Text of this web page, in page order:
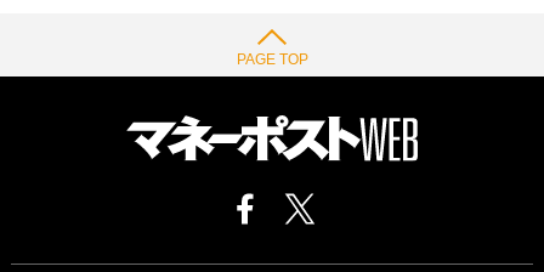
PAGE TOP